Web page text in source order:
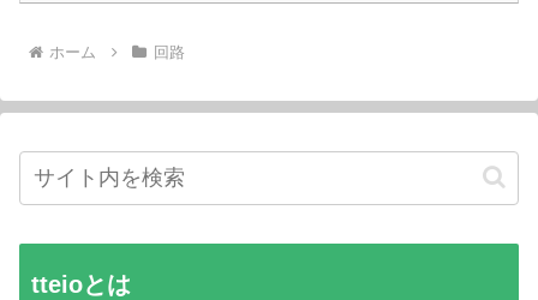
ホーム 回路
tteioとは